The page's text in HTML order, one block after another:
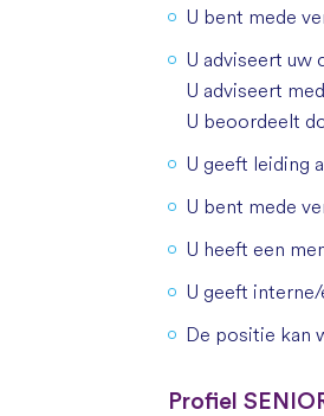
U bent mede
U adviseert uw
U adviseert
U beoordeelt
U geeft leiding
U bent mede
U heeft een
U geeft
De positie kan
Profiel